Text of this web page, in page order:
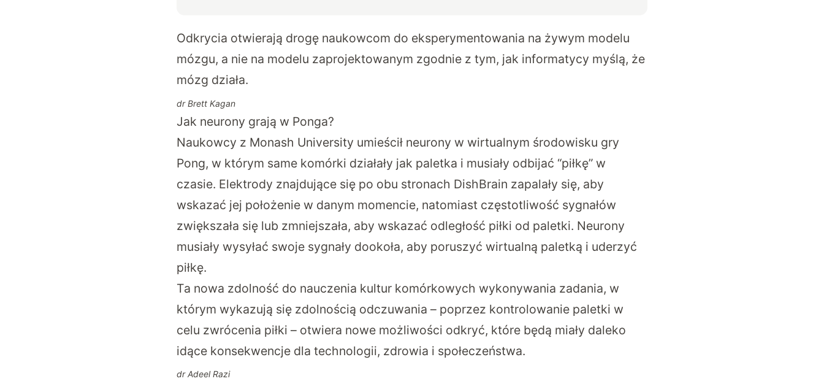
Odkrycia otwierają drogę naukowcom do eksperymentowania na żywym modelu
mózgu, a nie na modelu zaprojektowanym zgodnie z tym, jak informatycy myślą, że
mózg działa.
dr Brett Kagan
Jak neurony grają w Ponga?
Naukowcy z Monash University umieścił neurony w wirtualnym środowisku gry
Pong, w którym same komórki działały jak paletka i musiały odbijać “piłkę” w
czasie. Elektrody znajdujące się po obu stronach DishBrain zapalały się, aby
wskazać jej położenie w danym momencie, natomiast częstotliwość sygnałów
zwiększała się lub zmniejszała, aby wskazać odległość piłki od paletki. Neurony
musiały wysyłać swoje sygnały dookoła, aby poruszyć wirtualną paletką i uderzyć
piłkę.
Ta nowa zdolność do nauczenia kultur komórkowych wykonywania zadania, w
którym wykazują się zdolnością odczuwania – poprzez kontrolowanie paletki w
celu zwrócenia piłki – otwiera nowe możliwości odkryć, które będą miały daleko
idące konsekwencje dla technologii, zdrowia i społeczeństwa.
dr Adeel Razi